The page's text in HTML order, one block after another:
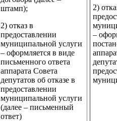
штамп);
2) отказ в
предоставлении
муниципальной услуги
– оформляется в виде
письменного ответа
аппарата Совета
депутатов об отказе в
предоставлении
муниципальной услуги
(далее – письменный
ответ)
2)
–